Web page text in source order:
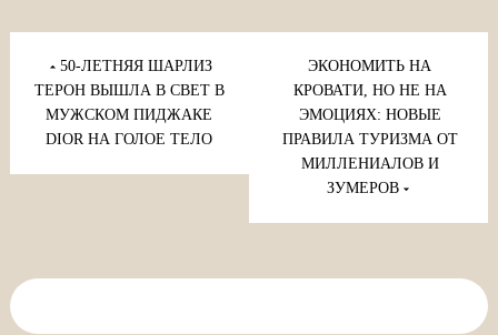
Навигация
по
записям
50-ЛЕТНЯЯ ШАРЛИЗ
ТЕРОН ВЫШЛА В СВЕТ В
МУЖСКОМ ПИДЖАКЕ
DIOR НА ГОЛОЕ ТЕЛО
ЭКОНОМИТЬ НА
КРОВАТИ, НО НЕ НА
ЭМОЦИЯХ: НОВЫЕ
ПРАВИЛА ТУРИЗМА ОТ
МИЛЛЕНИАЛОВ И
ЗУМЕРОВ